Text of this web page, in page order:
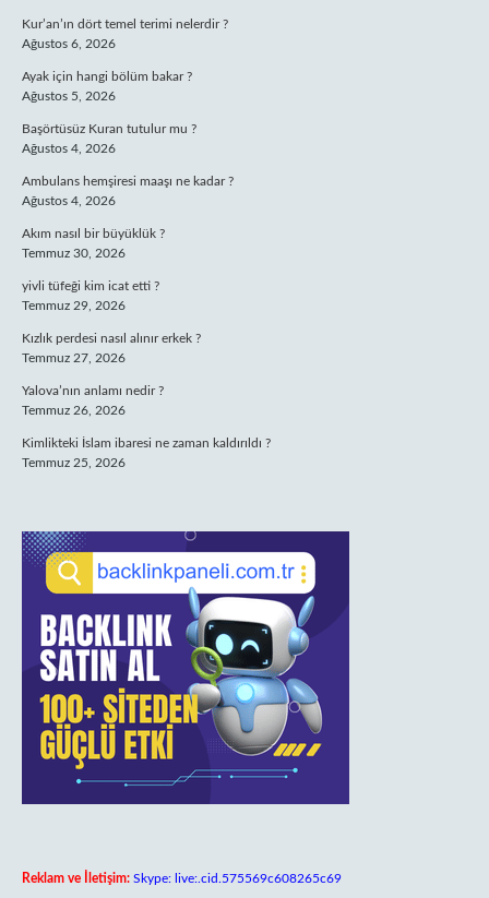
Kur’an’ın dört temel terimi nelerdir ?
Ağustos 6, 2026
Ayak için hangi bölüm bakar ?
Ağustos 5, 2026
Başörtüsüz Kuran tutulur mu ?
Ağustos 4, 2026
Ambulans hemşiresi maaşı ne kadar ?
Ağustos 4, 2026
Akım nasıl bir büyüklük ?
Temmuz 30, 2026
yivli tüfeği kim icat etti ?
Temmuz 29, 2026
Kızlık perdesi nasıl alınır erkek ?
Temmuz 27, 2026
Yalova’nın anlamı nedir ?
Temmuz 26, 2026
Kimlikteki İslam ibaresi ne zaman kaldırıldı ?
Temmuz 25, 2026
Reklam ve İletişim: Skype: live:.cid.575569c608265c69